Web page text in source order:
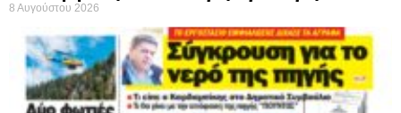
8 Αυγούστου 2026